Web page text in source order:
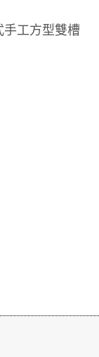
工方型雙槽